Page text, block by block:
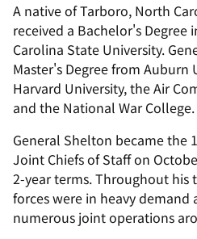
A native of Tarboro, North
received a Bachelor's Degree
Carolina State University.
Master's Degree from Auburn
Harvard University, the Air
and the National War College.
General Shelton became the
Joint Chiefs of Staff on
2-year terms. Throughout his
forces were in heavy
numerous joint operations